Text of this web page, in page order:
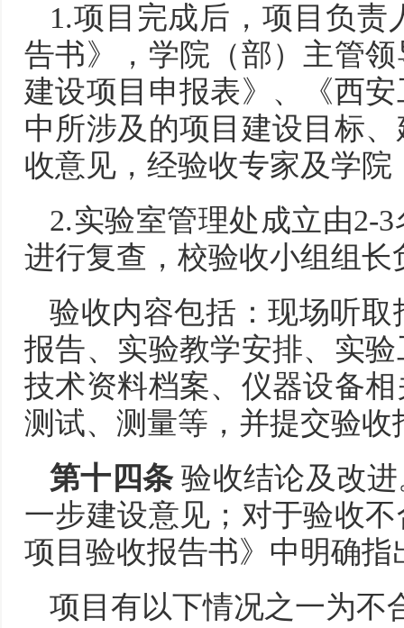
1.项目完成后，项目负
告书》，学院（部）主管
建设项目申报表》、《西
中所涉及的项目建设目标
收意见，经验收专家及学
2.实验室管理处成立由2-
进行复查，校验收小组组
验收内容包括：现场听
报告、实验教学安排、实
技术资料档案、仪器设备
测试、测量等，并提交验收
第十四条验收结论及改进
一步建设意见；对于验收
项目验收报告书》中明确
项目有以下情况之一为不